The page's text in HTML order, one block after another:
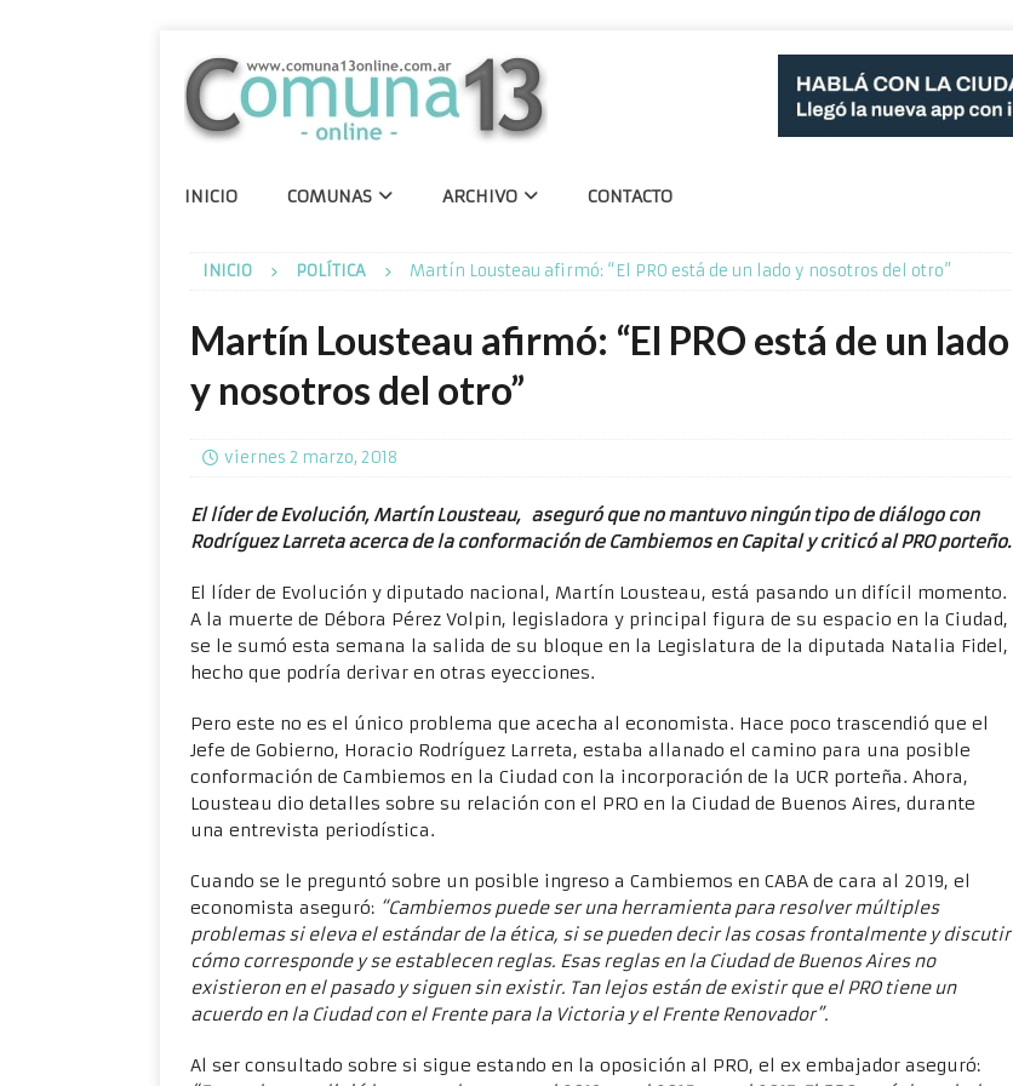
INICIO COMUNAS ARCHIVO CONTACTO
INICIO POLÍTICA Martín Lousteau afirmó: “El PRO está de un lado y nosotros del otro”
Martín Lousteau afirmó: “El PRO está de un lado
y nosotros del otro”
viernes 2 marzo, 2018
El líder de Evolución, Martín Lousteau, aseguró que no mantuvo ningún tipo de diálogo con
Rodríguez Larreta acerca de la conformación de Cambiemos en Capital y criticó al PRO porteño.
El líder de Evolución y diputado nacional, Martín Lousteau, está pasando un difícil momento.
A la muerte de Débora Pérez Volpin, legisladora y principal figura de su espacio en la Ciudad,
se le sumó esta semana la salida de su bloque en la Legislatura de la diputada Natalia Fidel,
hecho que podría derivar en otras eyecciones.
Pero este no es el único problema que acecha al economista. Hace poco trascendió que el
Jefe de Gobierno, Horacio Rodríguez Larreta, estaba allanado el camino para una posible
conformación de Cambiemos en la Ciudad con la incorporación de la UCR porteña. Ahora,
Lousteau dio detalles sobre su relación con el PRO en la Ciudad de Buenos Aires, durante
una entrevista periodística.
Cuando se le preguntó sobre un posible ingreso a Cambiemos en CABA de cara al 2019, el
economista aseguró: “Cambiemos puede ser una herramienta para resolver múltiples
problemas si eleva el estándar de la ética, si se pueden decir las cosas frontalmente y discutir
cómo corresponde y se establecen reglas. Esas reglas en la Ciudad de Buenos Aires no
existieron en el pasado y siguen sin existir. Tan lejos están de existir que el PRO tiene un
acuerdo en la Ciudad con el Frente para la Victoria y el Frente Renovador”.
Al ser consultado sobre si sigue estando en la oposición al PRO, el ex embajador aseguró: